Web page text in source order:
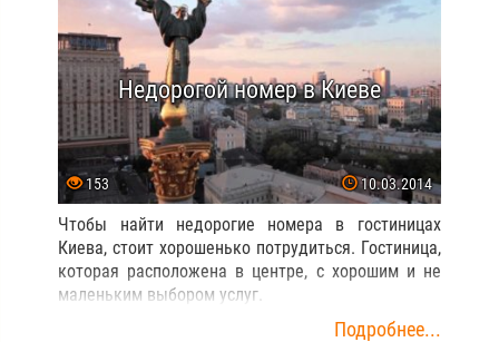
Недорогой номер в Киеве
153 10.03.2014
Чтобы найти недорогие номера в гостиницах
Киева, стоит хорошенько потрудиться. Гостиница,
которая расположена в центре, с хорошим и не
маленьким выбором услуг.
Подробнее...